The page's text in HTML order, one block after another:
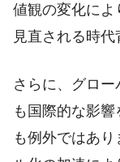
値観の変化に
見直される時代
さらに、グロ
も国際的な影
も例外ではあ